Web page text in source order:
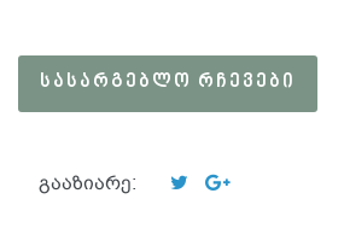
ᲡᲐᲡᲐᲠᲒᲔᲑᲚᲝ ᲠᲩᲔᲕᲔᲑᲘ
გააზიარე: